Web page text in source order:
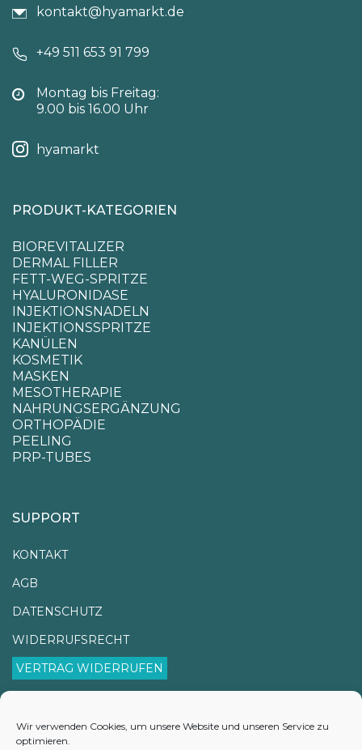
Wir verwenden Cookies, um unsere Website und unseren Service zu
optimieren.
kontakt@hyamarkt.de
+49 511 653 91 799
Montag bis Freitag:
9.00 bis 16.00 Uhr
hyamarkt
PRODUKT-KATEGORIEN
BIOREVITALIZER
DERMAL FILLER
FETT-WEG-SPRITZE
HYALURONIDASE
INJEKTIONSNADELN
INJEKTIONSSPRITZE
KANÜLEN
KOSMETIK
MASKEN
MESOTHERAPIE
NAHRUNGSERGÄNZUNG
ORTHOPÄDIE
PEELING
PRP-TUBES
SUPPORT
KONTAKT
AGB
DATENSCHUTZ
WIDERRUFSRECHT
VERTRAG WIDERRUFEN
VERSANDINFORMATIONEN